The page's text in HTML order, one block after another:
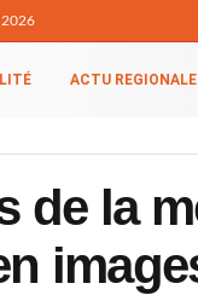
2026
ACTU REGIONALE
de la